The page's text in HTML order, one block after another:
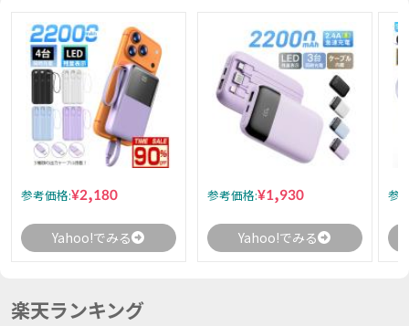
参考価格:¥2,180
Yahoo!でみる
参考価格:¥1,930
Yahoo!でみる
参
楽天ランキング